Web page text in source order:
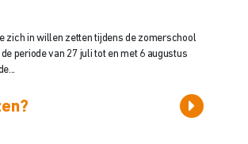
zich in willen zetten tijdens de zomerschool
periode van 27 juli tot en met 6 augustus